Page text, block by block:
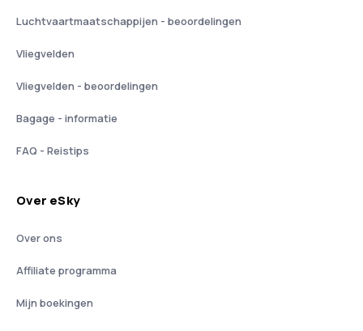
Luchtvaartmaatschappijen - beoordelingen
Vliegvelden
Vliegvelden - beoordelingen
Bagage - informatie
FAQ - Reistips
Over eSky
Over ons
Affiliate programma
Mijn boekingen